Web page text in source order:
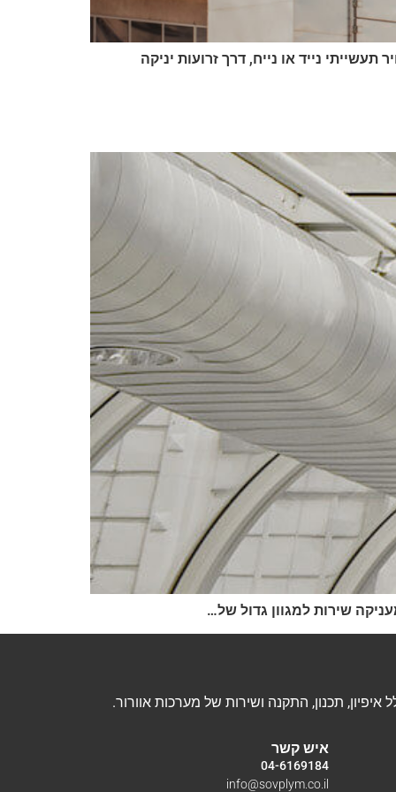
תעשייתי נייד או נייח, דרך זרועות יניקה
שירות למגוון גדול של…
איש קשר
04-6169184
info@sovplym.co.il